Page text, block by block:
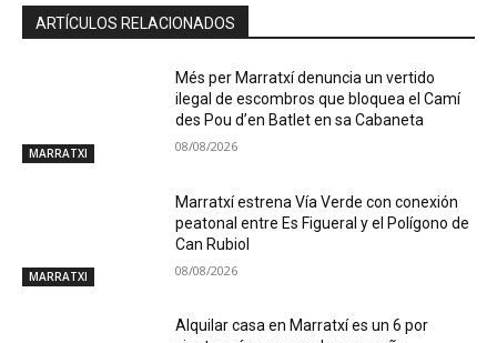
ARTÍCULOS RELACIONADOS
MARRATXI
Més per Marratxí denuncia un vertido
ilegal de escombros que bloquea el Camí
des Pou d’en Batlet en sa Cabaneta
08/08/2026
MARRATXI
Marratxí estrena Vía Verde con conexión
peatonal entre Es Figueral y el Polígono de
Can Rubiol
08/08/2026
Alquilar casa en Marratxí es un 6 por